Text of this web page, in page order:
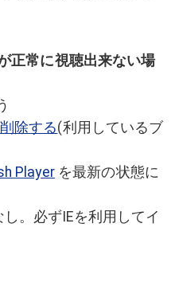
正常に視聴出来ない場
除する(利用しているブ
Playerを最新の状態に
。必ずIEを利用してイ